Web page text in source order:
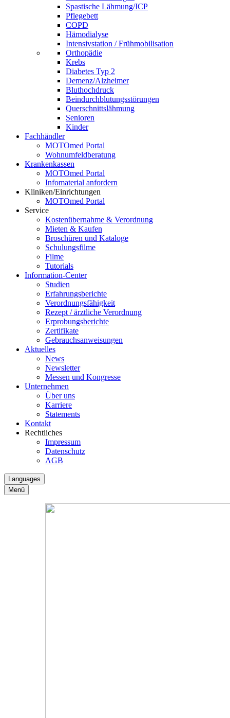
Spastische Lähmung/ICP
Pflegebett
COPD
Hämodialyse
Intensivstation / Frühmobilisation
Orthopädie
Krebs
Diabetes Typ 2
Demenz/Alzheimer
Bluthochdruck
Beindurchblutungsstörungen
Querschnittslähmung
Senioren
Kinder
Fachhändler
MOTOmed Portal
Wohnumfeldberatung
Krankenkassen
MOTOmed Portal
Infomaterial anfordern
Kliniken/Einrichtungen
MOTOmed Portal
Service
Kostenübernahme & Verordnung
Mieten & Kaufen
Broschüren und Kataloge
Schulungsfilme
Filme
Tutorials
Information-Center
Studien
Erfahrungsberichte
Verordnungsfähigkeit
Rezept / ärztliche Verordnung
Erprobungsberichte
Zertifikate
Gebrauchsanweisungen
Aktuelles
News
Newsletter
Messen und Kongresse
Unternehmen
Über uns
Karriere
Statements
Kontakt
Rechtliches
Impressum
Datenschutz
AGB
Languages
Menü